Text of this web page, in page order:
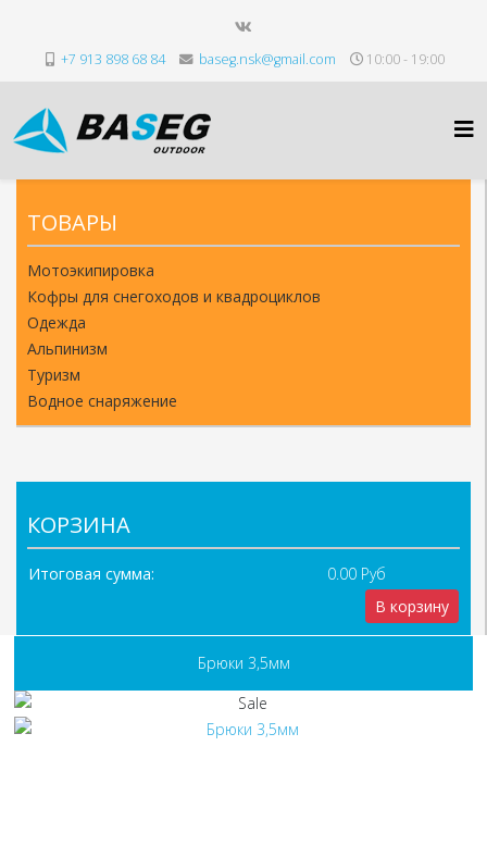
+7 913 898 68 84 baseg.nsk@gmail.com 10:00 - 19:00
ТОВАРЫ
Мотоэкипировка
Кофры для снегоходов и квадроциклов
Одежда
Альпинизм
Туризм
Водное снаряжение
КОРЗИНА
Итоговая сумма:
0.00 Руб
В корзину
Брюки 3,5мм